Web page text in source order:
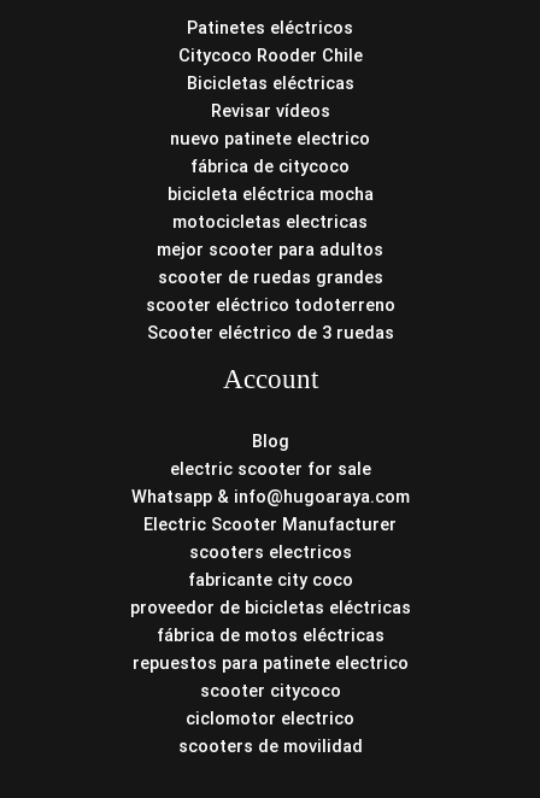
Patinetes eléctricos
Citycoco Rooder Chile
Bicicletas eléctricas
Revisar vídeos
nuevo patinete electrico
fábrica de citycoco
bicicleta eléctrica mocha
motocicletas electricas
mejor scooter para adultos
scooter de ruedas grandes
scooter eléctrico todoterreno
Scooter eléctrico de 3 ruedas
Account
Blog
electric scooter for sale
Whatsapp & info@hugoaraya.com
Electric Scooter Manufacturer
scooters electricos
fabricante city coco
proveedor de bicicletas eléctricas
fábrica de motos eléctricas
repuestos para patinete electrico
scooter citycoco
ciclomotor electrico
scooters de movilidad